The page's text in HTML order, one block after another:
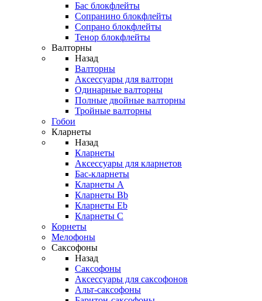
Бас блокфлейты
Сопранино блокфлейты
Сопрано блокфлейты
Тенор блокфлейты
Валторны
Назад
Валторны
Аксессуары для валторн
Одинарные валторны
Полные двойные валторны
Тройные валторны
Гобои
Кларнеты
Назад
Кларнеты
Аксессуары для кларнетов
Бас-кларнеты
Кларнеты A
Кларнеты Bb
Кларнеты Eb
Кларнеты С
Корнеты
Мелофоны
Саксофоны
Назад
Саксофоны
Аксессуары для саксофонов
Альт-саксофоны